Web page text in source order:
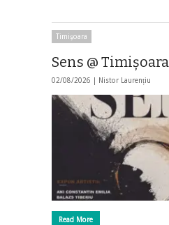
Timişoara
Sens @ Timișoara
02/08/2026 | Nistor Laurențiu
Read More